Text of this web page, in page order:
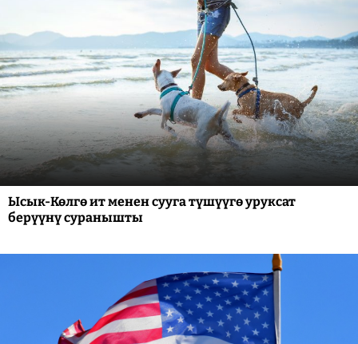
Ысык-Көлгө ит менен сууга түшүүгө уруксат
берүүнү суранышты